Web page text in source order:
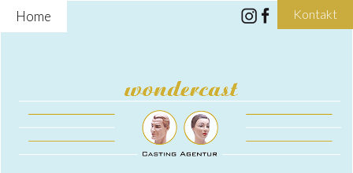
Home Kontakt